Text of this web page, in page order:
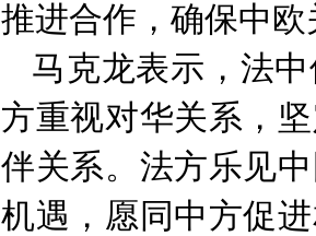
推进合作，确保中
马克龙表示，法
方重视对华关系，
伴关系。法方乐见
机遇，愿同中方促